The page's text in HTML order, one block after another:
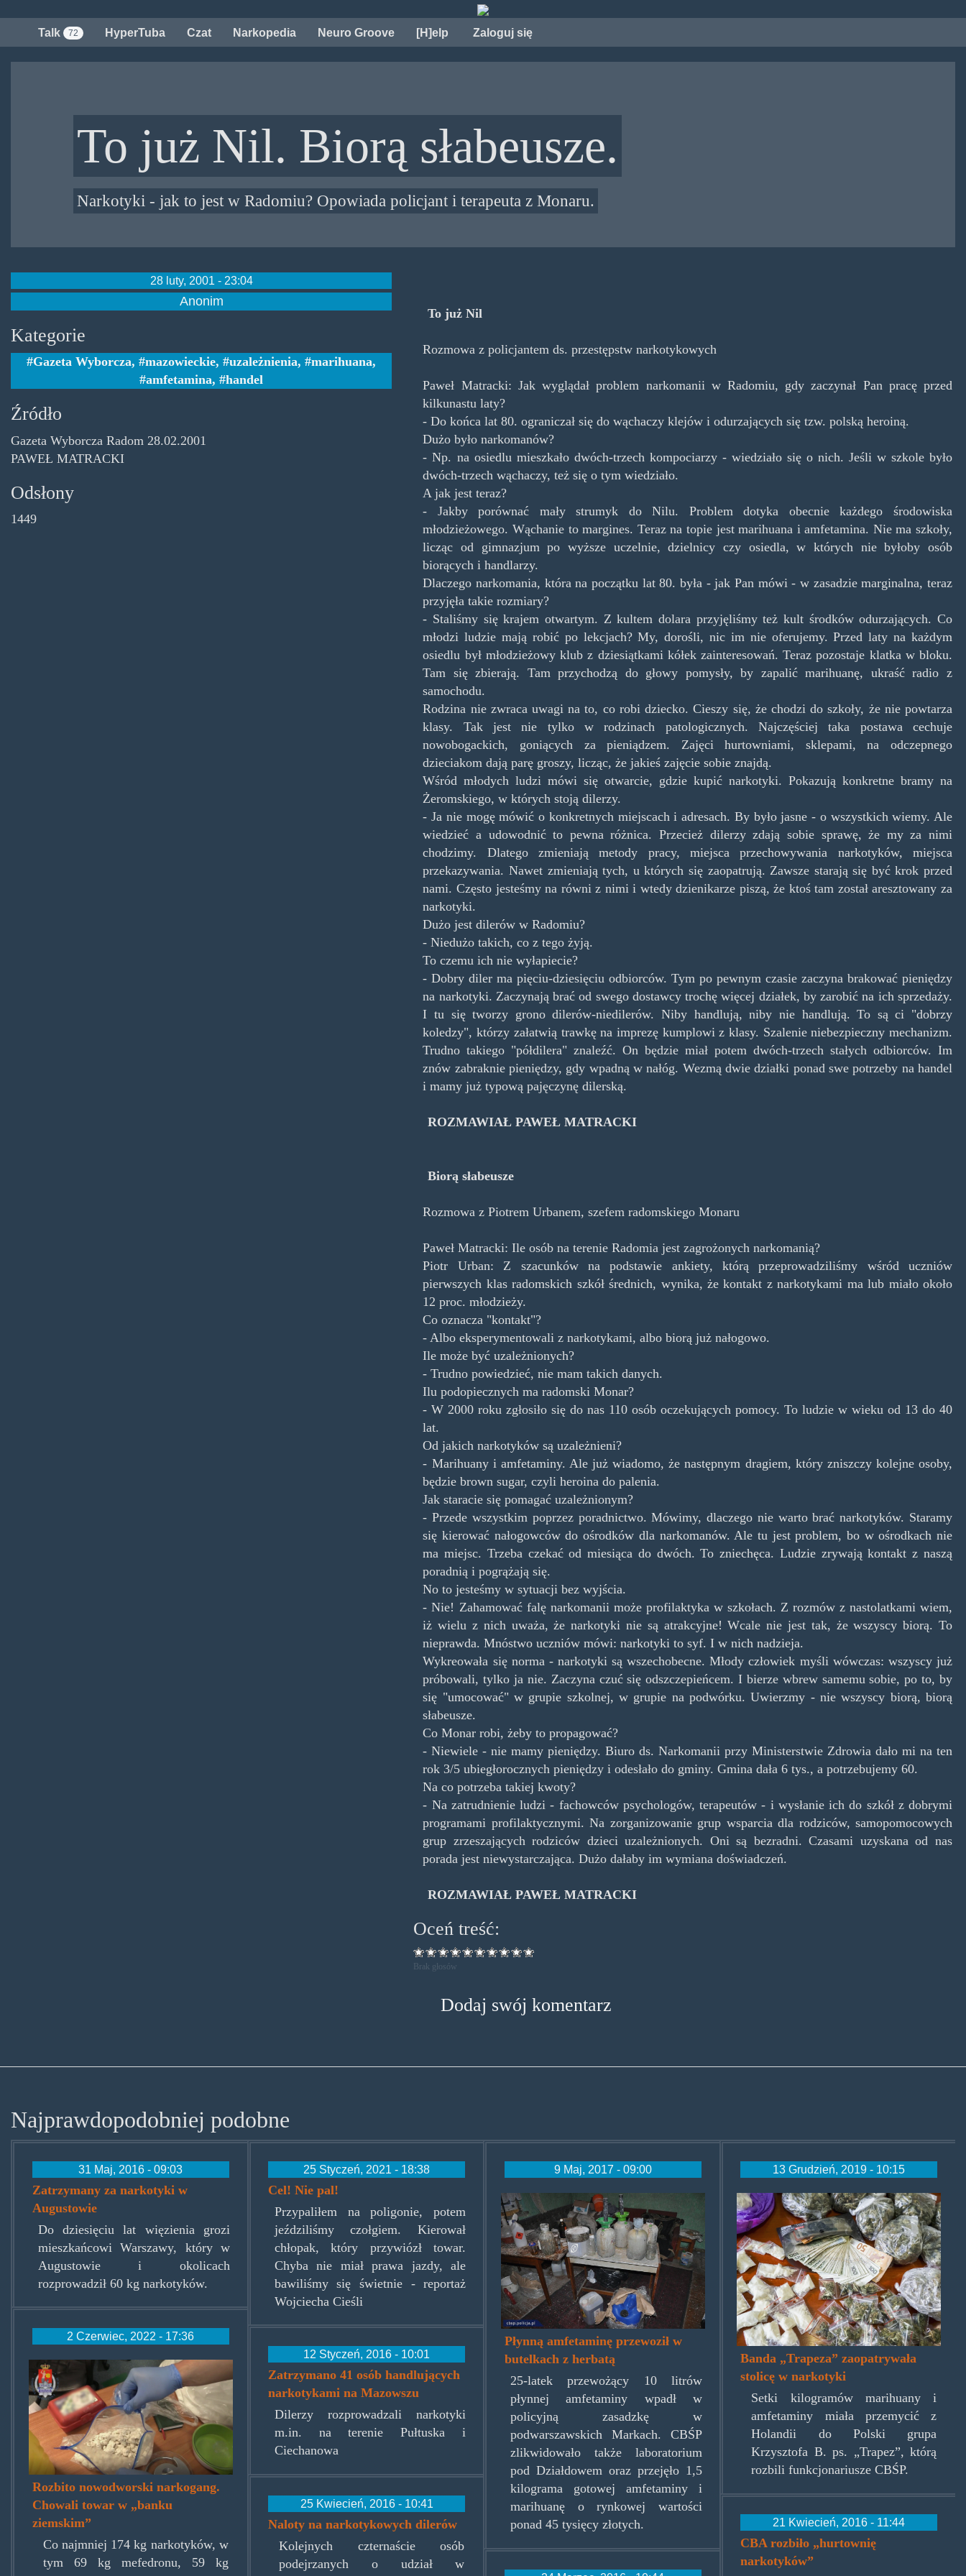
treści
Talk 72 HyperTuba Czat Narkopedia Neuro Groove [H]elp Zaloguj się
To już Nil. Biorą słabeusze.
Narkotyki - jak to jest w Radomiu? Opowiada policjant i terapeuta z Monaru.
28 luty, 2001 - 23:04
Anonim
Kategorie
Gazeta Wyborcza, mazowieckie, uzależnienia, marihuana,
amfetamina, handel
Źródło
Gazeta Wyborcza Radom 28.02.2001
PAWEŁ MATRACKI
Odsłony
1449
To już Nil
Rozmowa z policjantem ds. przestępstw narkotykowych
Paweł Matracki: Jak wyglądał problem narkomanii w Radomiu, gdy zaczynał Pan pracę przed
kilkunastu laty?
- Do końca lat 80. ograniczał się do wąchaczy klejów i odurzających się tzw. polską heroiną.
Dużo było narkomanów?
- Np. na osiedlu mieszkało dwóch-trzech kompociarzy - wiedziało się o nich. Jeśli w szkole było
dwóch-trzech wąchaczy, też się o tym wiedziało.
A jak jest teraz?
- Jakby porównać mały strumyk do Nilu. Problem dotyka obecnie każdego środowiska
młodzieżowego. Wąchanie to margines. Teraz na topie jest marihuana i amfetamina. Nie ma szkoły,
licząc od gimnazjum po wyższe uczelnie, dzielnicy czy osiedla, w których nie byłoby osób
biorących i handlarzy.
Dlaczego narkomania, która na początku lat 80. była - jak Pan mówi - w zasadzie marginalna, teraz
przyjęła takie rozmiary?
- Staliśmy się krajem otwartym. Z kultem dolara przyjęliśmy też kult środków odurzających. Co
młodzi ludzie mają robić po lekcjach? My, dorośli, nic im nie oferujemy. Przed laty na każdym
osiedlu był młodzieżowy klub z dziesiątkami kółek zainteresowań. Teraz pozostaje klatka w bloku.
Tam się zbierają. Tam przychodzą do głowy pomysły, by zapalić marihuanę, ukraść radio z
samochodu.
Rodzina nie zwraca uwagi na to, co robi dziecko. Cieszy się, że chodzi do szkoły, że nie powtarza
klasy. Tak jest nie tylko w rodzinach patologicznych. Najczęściej taka postawa cechuje
nowobogackich, goniących za pieniądzem. Zajęci hurtowniami, sklepami, na odczepnego
dzieciakom dają parę groszy, licząc, że jakieś zajęcie sobie znajdą.
Wśród młodych ludzi mówi się otwarcie, gdzie kupić narkotyki. Pokazują konkretne bramy na
Żeromskiego, w których stoją dilerzy.
- Ja nie mogę mówić o konkretnych miejscach i adresach. By było jasne - o wszystkich wiemy. Ale
wiedzieć a udowodnić to pewna różnica. Przecież dilerzy zdają sobie sprawę, że my za nimi
chodzimy. Dlatego zmieniają metody pracy, miejsca przechowywania narkotyków, miejsca
przekazywania. Nawet zmieniają tych, u których się zaopatrują. Zawsze starają się być krok przed
nami. Często jesteśmy na równi z nimi i wtedy dzienikarze piszą, że ktoś tam został aresztowany za
narkotyki.
Dużo jest dilerów w Radomiu?
- Niedużo takich, co z tego żyją.
To czemu ich nie wyłapiecie?
- Dobry diler ma pięciu-dziesięciu odbiorców. Tym po pewnym czasie zaczyna brakować pieniędzy
na narkotyki. Zaczynają brać od swego dostawcy trochę więcej działek, by zarobić na ich sprzedaży.
I tu się tworzy grono dilerów-niedilerów. Niby handlują, niby nie handlują. To są ci "dobrzy
koledzy", którzy załatwią trawkę na imprezę kumplowi z klasy. Szalenie niebezpieczny mechanizm.
Trudno takiego "półdilera" znaleźć. On będzie miał potem dwóch-trzech stałych odbiorców. Im
znów zabraknie pieniędzy, gdy wpadną w nałóg. Wezmą dwie działki ponad swe potrzeby na handel
i mamy już typową pajęczynę dilerską.
ROZMAWIAŁ PAWEŁ MATRACKI
Biorą słabeusze
Rozmowa z Piotrem Urbanem, szefem radomskiego Monaru
Paweł Matracki: Ile osób na terenie Radomia jest zagrożonych narkomanią?
Piotr Urban: Z szacunków na podstawie ankiety, którą przeprowadziliśmy wśród uczniów
pierwszych klas radomskich szkół średnich, wynika, że kontakt z narkotykami ma lub miało około
12 proc. młodzieży.
Co oznacza "kontakt"?
- Albo eksperymentowali z narkotykami, albo biorą już nałogowo.
Ile może być uzależnionych?
- Trudno powiedzieć, nie mam takich danych.
Ilu podopiecznych ma radomski Monar?
- W 2000 roku zgłosiło się do nas 110 osób oczekujących pomocy. To ludzie w wieku od 13 do 40
lat.
Od jakich narkotyków są uzależnieni?
- Marihuany i amfetaminy. Ale już wiadomo, że następnym dragiem, który zniszczy kolejne osoby,
będzie brown sugar, czyli heroina do palenia.
Jak staracie się pomagać uzależnionym?
- Przede wszystkim poprzez poradnictwo. Mówimy, dlaczego nie warto brać narkotyków. Staramy
się kierować nałogowców do ośrodków dla narkomanów. Ale tu jest problem, bo w ośrodkach nie
ma miejsc. Trzeba czekać od miesiąca do dwóch. To zniechęca. Ludzie zrywają kontakt z naszą
poradnią i pogrążają się.
No to jesteśmy w sytuacji bez wyjścia.
- Nie! Zahamować falę narkomanii może profilaktyka w szkołach. Z rozmów z nastolatkami wiem,
iż wielu z nich uważa, że narkotyki nie są atrakcyjne! Wcale nie jest tak, że wszyscy biorą. To
nieprawda. Mnóstwo uczniów mówi: narkotyki to syf. I w nich nadzieja.
Wykreowała się norma - narkotyki są wszechobecne. Młody człowiek myśli wówczas: wszyscy już
próbowali, tylko ja nie. Zaczyna czuć się odszczepieńcem. I bierze wbrew samemu sobie, po to, by
się "umocować" w grupie szkolnej, w grupie na podwórku. Uwierzmy - nie wszyscy biorą, biorą
słabeusze.
Co Monar robi, żeby to propagować?
- Niewiele - nie mamy pieniędzy. Biuro ds. Narkomanii przy Ministerstwie Zdrowia dało mi na ten
rok 3/5 ubiegłorocznych pieniędzy i odesłało do gminy. Gmina dała 6 tys., a potrzebujemy 60.
Na co potrzeba takiej kwoty?
- Na zatrudnienie ludzi - fachowców psychologów, terapeutów - i wysłanie ich do szkół z dobrymi
programami profilaktycznymi. Na zorganizowanie grup wsparcia dla rodziców, samopomocowych
grup zrzeszających rodziców dzieci uzależnionych. Oni są bezradni. Czasami uzyskana od nas
porada jest niewystarczająca. Dużo dałaby im wymiana doświadczeń.
ROZMAWIAŁ PAWEŁ MATRACKI
Oceń treść:
Brak głosów
Dodaj swój komentarz
Najprawdopodobniej podobne
31 Maj, 2016 - 09:03
Zatrzymany za narkotyki w
Augustowie
Do dziesięciu lat więzienia grozi
mieszkańcowi Warszawy, który w
Augustowie i okolicach
rozprowadził 60 kg narkotyków.
2 Czerwiec, 2022 - 17:36
174.jpg
Rozbito nowodworski narkogang.
Chowali towar w „banku
ziemskim”
Co najmniej 174 kg narkotyków, w
tym 69 kg mefedronu, 59 kg
25 Styczeń, 2021 - 18:38
Cel! Nie pal!
Przypaliłem na poligonie, potem
jeździliśmy czołgiem. Kierował
chłopak, który przywiózł towar.
Chyba nie miał prawa jazdy, ale
bawiliśmy się świetnie - reportaż
Wojciecha Cieśli
12 Styczeń, 2016 - 10:01
Zatrzymano 41 osób handlujących
narkotykami na Mazowszu
Dilerzy rozprowadzali narkotyki
m.in. na terenie Pułtuska i
Ciechanowa
25 Kwiecień, 2016 - 10:41
Naloty na narkotykowych dilerów
Kolejnych czternaście osób
podejrzanych o udział w
9 Maj, 2017 - 09:00
amfazdzialdowa1.jpg
Płynną amfetaminę przewoził w
butelkach z herbatą
25-latek przewożący 10 litrów
płynnej amfetaminy wpadł w
policyjną zasadzkę w
podwarszawskich Markach. CBŚP
zlikwidowało także laboratorium
pod Działdowem oraz przejęło 1,5
kilograma gotowej amfetaminy i
marihuanę o rynkowej wartości
ponad 45 tysięcy złotych.
13 Grudzień, 2019 - 10:15
bogactwa_trapeza.jpg
Banda „Trapeza” zaopatrywała
stolicę w narkotyki
Setki kilogramów marihuany i
amfetaminy miała przemycić z
Holandii do Polski grupa
Krzysztofa B. ps. „Trapez”, którą
rozbili funkcjonariusze CBŚP.
21 Kwiecień, 2016 - 11:44
CBA rozbiło „hurtownię
narkotyków”